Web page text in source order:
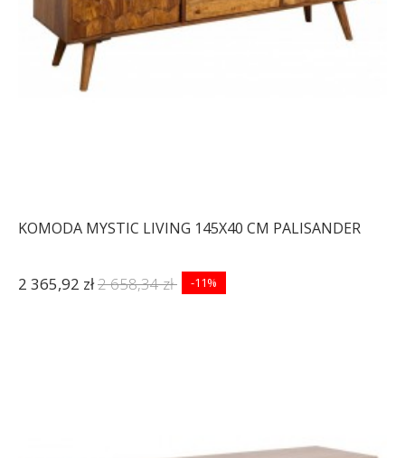
KOMODA MYSTIC LIVING 145X40 CM PALISANDER
2 365,92 zł2 658,34 zł -11%